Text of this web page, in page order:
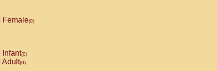
Female(0)
Infant(0)
Adult(0)